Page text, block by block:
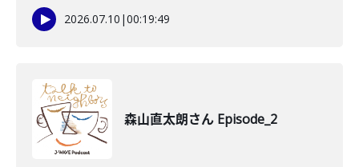
2026.07.10 |00:19:49
森山直太朗さん Episode_2